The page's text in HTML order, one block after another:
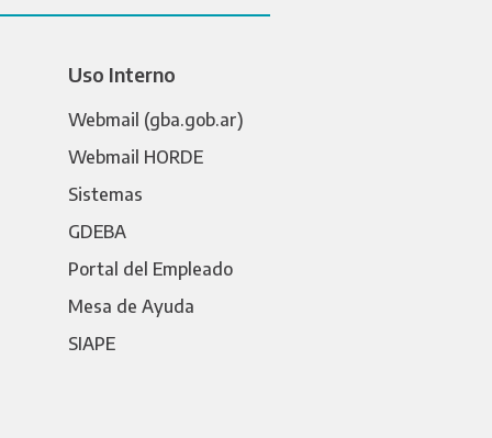
Uso Interno
Webmail (gba.gob.ar)
Webmail HORDE
Sistemas
GDEBA
Portal del Empleado
Mesa de Ayuda
SIAPE